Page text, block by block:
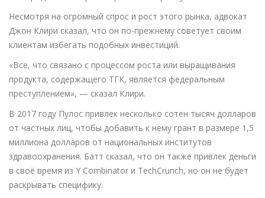
Несмотря на огромный спрос и рост этого рынка, адвокат
Джон Клири сказал, что он по-прежнему советует своим
клиентам избегать подобных инвестиций.
«Все, что связано с процессом роста или выращивания
продукта, содержащего ТГК, является федеральным
преступлением», — сказал Клири.
В 2017 году Пулос привлек несколько сотен тысяч долларов
от частных лиц, чтобы добавить к нему грант в размере 1,5
миллиона долларов от национальных институтов
здравоохранения. Батт сказал, что он также привлек деньги
в своё время из Y Combinator и TechCrunch, но он не будет
раскрывать специфику.